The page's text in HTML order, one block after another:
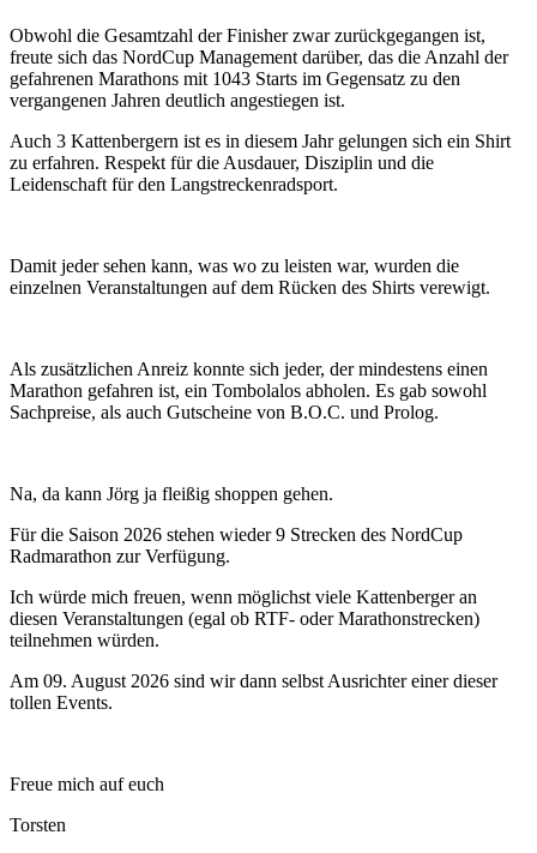
Obwohl die Gesamtzahl der Finisher zwar zurückgegangen ist,
freute sich das NordCup Management darüber, das die Anzahl der
gefahrenen Marathons mit 1043 Starts im Gegensatz zu den
vergangenen Jahren deutlich angestiegen ist.
Auch 3 Kattenbergern ist es in diesem Jahr gelungen sich ein Shirt
zu erfahren. Respekt für die Ausdauer, Disziplin und die
Leidenschaft für den Langstreckenradsport.
Damit jeder sehen kann, was wo zu leisten war, wurden die
einzelnen Veranstaltungen auf dem Rücken des Shirts verewigt.
Als zusätzlichen Anreiz konnte sich jeder, der mindestens einen
Marathon gefahren ist, ein Tombolalos abholen. Es gab sowohl
Sachpreise, als auch Gutscheine von B.O.C. und Prolog.
Na, da kann Jörg ja fleißig shoppen gehen.
Für die Saison 2026 stehen wieder 9 Strecken des NordCup
Radmarathon zur Verfügung.
Ich würde mich freuen, wenn möglichst viele Kattenberger an
diesen Veranstaltungen (egal ob RTF- oder Marathonstrecken)
teilnehmen würden.
Am 09. August 2026 sind wir dann selbst Ausrichter einer dieser
tollen Events.
Freue mich auf euch
Torsten